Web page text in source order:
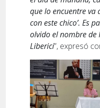
que lo encuentre va
con este chico’. Es
olvido el nombre de
Liberici”, expresó